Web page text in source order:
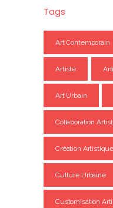
Tags
Art Contemporain
Artiste
Art Urbain
Collaboration
Création Artistique
Culture Urbaine
Customisation